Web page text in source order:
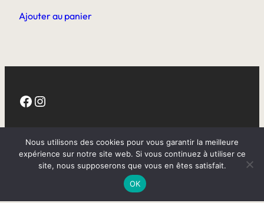
Ajouter au panier
Facebook Instagram
CGV
Nous utilisons des cookies pour vous garantir la meilleure
expérience sur notre site web. Si vous continuez à utiliser ce
site, nous supposerons que vous en êtes satisfait.
OK